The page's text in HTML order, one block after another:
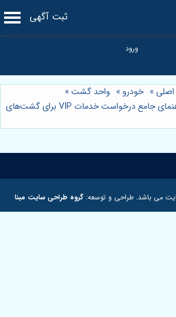
ثبت آگهی
» خودرو » واحد گشت»
⭐️ واحد گشت تهران: راهنمای جامع درخواست خدمات VIP برای گشت‌های
می باشد. طراحی و توسعه: گروه طراحی سایت مبنا